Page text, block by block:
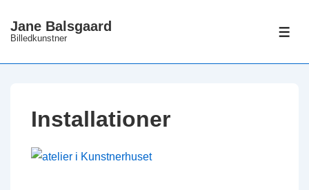
Hop
hovedindhold
Jane Balsgaard
Billedkunstner
Installationer